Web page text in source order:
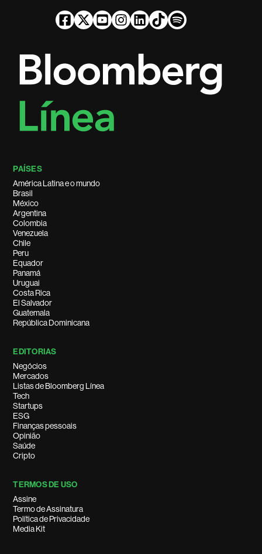
PAÍSES
América Latina e o mundo
Brasil
México
Argentina
Colombia
Venezuela
Chile
Peru
Equador
Panamá
Uruguai
Costa Rica
El Salvador
Guatemala
República Dominicana
EDITORIAS
Negócios
Mercados
Listas de Bloomberg Línea
Tech
Startups
ESG
Finanças pessoais
Opinião
Saúde
Cripto
TERMOS DE USO
Assine
Termo de Assinatura
Política de Privacidade
Media Kit